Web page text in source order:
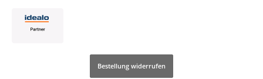
Bestellung widerrufen